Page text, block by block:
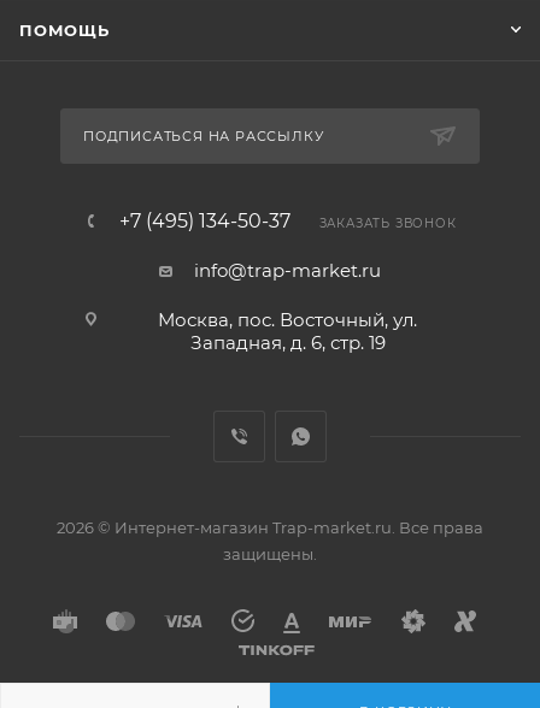
ПОМОЩЬ
ПОДПИСАТЬСЯ НА РАССЫЛКУ
+7 (495) 134-50-37 ЗАКАЗАТЬ ЗВОНОК
info@trap-market.ru
Москва, пос. Восточный, ул.
Западная, д. 6, стр. 19
2026 © Интернет-магазин Trap-market.ru. Все права
защищены.